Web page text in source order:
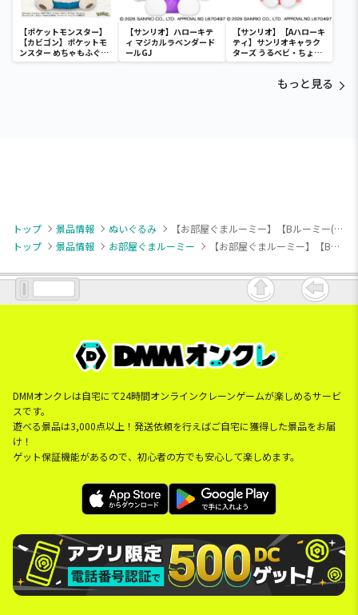
【ポケットモンスター】
【カビゴン】ポケットモ
ンスター めちゃもふぐっ
と ほっこりいやされぬい
【サンリオ】ハローキテ
ィ マジカルラベンダード
ールGJ
【サンリオ】【Aハローキ
ティ】サンリオキャラク
ターズ うるベビ・ちょい
デカドール
もっと見る
トップ 景品情報 ぬいぐるみ
【お部屋ぐまルーミー】【Bルーミー(コーヒー)】お部屋ぐまルーミー ふわふわぬいぐるみ
トップ
景品情報 お部屋ぐまルーミー 【お部屋ぐまルーミー】【Bルーミー(コーヒー)】お部屋ぐまルーミー ふわふわぬいぐるみ
DMMオンクレは自宅にて24時間オンラインクレーンゲームが楽しめるサービ
スです。
遊べる景品は3,000点以上！発送依頼を行えばご自宅に獲得した景品をお届
け！
ゲット保証機能があるので、初心者の方でも安心して楽しめます。